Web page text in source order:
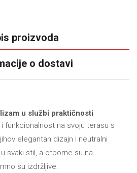
proizvoda
o dostavi
u službi praktičnosti
funkcionalnost na svoju terasu s
elegantan dizajn i neutralni
svaki stil, a otporne su na
su izdržljive.